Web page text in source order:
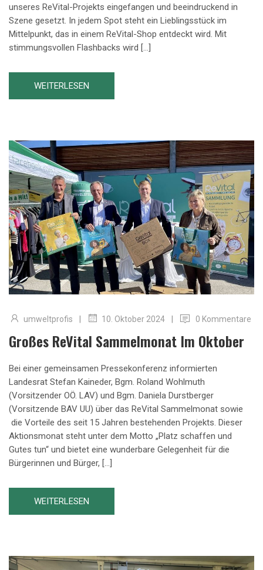
unseres ReVital-Projekts eingefangen und beeindruckend in
Szene gesetzt. In jedem Spot steht ein Lieblingsstück im
Mittelpunkt, das in einem ReVital-Shop entdeckt wird. Mit
stimmungsvollen Flashbacks wird […]
WEITERLESEN
umweltprofis | 10. Oktober 2024 | 0 Kommentare
Großes ReVital Sammelmonat Im Oktober
Bei einer gemeinsamen Pressekonferenz informierten
Landesrat Stefan Kaineder, Bgm. Roland Wohlmuth
(Vorsitzender OÖ. LAV) und Bgm. Daniela Durstberger
(Vorsitzende BAV UU) über das ReVital Sammelmonat sowie
die Vorteile des seit 15 Jahren bestehenden Projekts. Dieser
Aktionsmonat steht unter dem Motto „Platz schaffen und
Gutes tun“ und bietet eine wunderbare Gelegenheit für die
Bürgerinnen und Bürger, […]
WEITERLESEN